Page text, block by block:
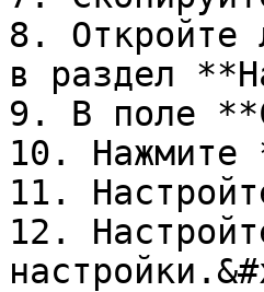
8. Откройте
в раздел
9. В поле
10. Нажмите
11.
12.